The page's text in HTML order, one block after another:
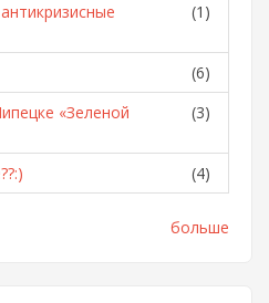
(1)
(6)
«Зеленой
(3)
(4)
больше